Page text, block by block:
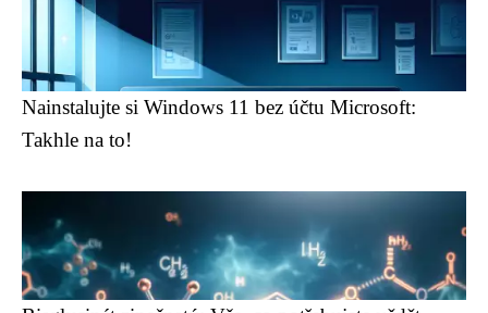
Nainstalujte si Windows 11 bez účtu Microsoft:
Takhle na to!